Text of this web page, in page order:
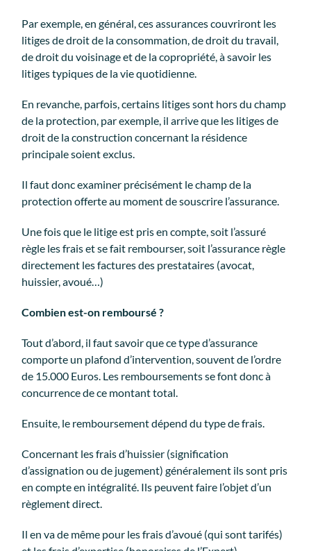
Par exemple, en général, ces assurances couvriront les
litiges de droit de la consommation, de droit du travail,
de droit du voisinage et de la copropriété, à savoir les
litiges typiques de la vie quotidienne.
En revanche, parfois, certains litiges sont hors du champ
de la protection, par exemple, il arrive que les litiges de
droit de la construction concernant la résidence
principale soient exclus.
Il faut donc examiner précisément le champ de la
protection offerte au moment de souscrire l’assurance.
Une fois que le litige est pris en compte, soit l’assuré
règle les frais et se fait rembourser, soit l’assurance règle
directement les factures des prestataires (avocat,
huissier, avoué…)
Combien est-on remboursé ?
Tout d’abord, il faut savoir que ce type d’assurance
comporte un plafond d’intervention, souvent de l’ordre
de 15.000 Euros. Les remboursements se font donc à
concurrence de ce montant total.
Ensuite, le remboursement dépend du type de frais.
Concernant les frais d’huissier (signification
d’assignation ou de jugement) généralement ils sont pris
en compte en intégralité. Ils peuvent faire l’objet d’un
règlement direct.
Il en va de même pour les frais d’avoué (qui sont tarifés)